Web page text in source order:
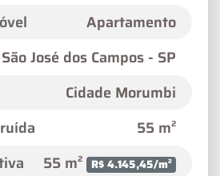
Apartamento
São José dos Campos - SP
Cidade Morumbi
55 m²
55 m² R$ 4.145,45/m²